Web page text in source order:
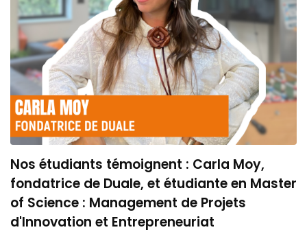
Nos étudiants témoignent : Carla Moy,
fondatrice de Duale, et étudiante en Master
of Science : Management de Projets
d'Innovation et Entrepreneuriat